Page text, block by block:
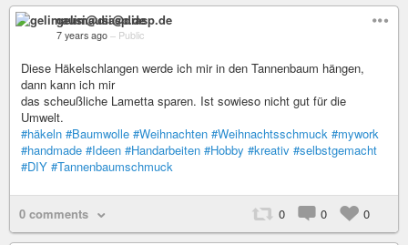
gelimausi@diasp.de
7 years ago – Public
Diese Häkelschlangen werde ich mir in den Tannenbaum hängen,
dann kann ich mir
das scheußliche Lametta sparen. Ist sowieso nicht gut für die
Umwelt.
#häkeln #Baumwolle #Weihnachten #Weihnachtsschmuck #mywork
#handmade #Ideen #Handarbeiten #Hobby #kreativ #selbstgemacht
#DIY #Tannenbaumschmuck
0 comments 0 0 0